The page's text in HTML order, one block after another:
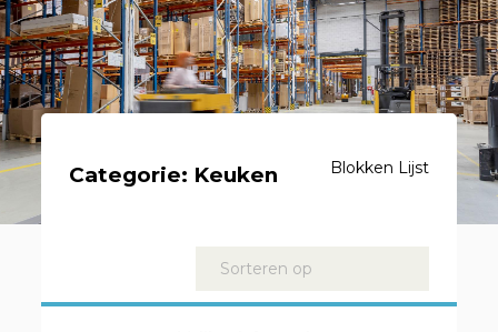
Categorie: Keuken Blokken Lijst
Kavels
Sorteren op